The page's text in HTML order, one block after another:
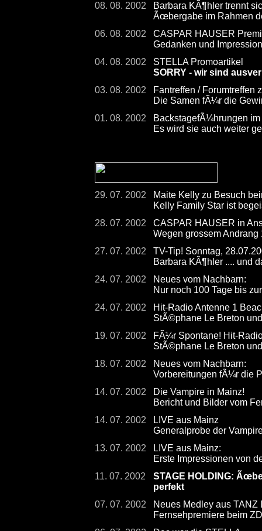
08. 08. 2002
Barbara KÃ¶hler trennt
Ãœbergabe im Rahmen
06. 08. 2002
CASPAR HAUSER
Gedanken und
04. 08. 2002
STELLA Promoartikel
SORRY - wir sind
03. 08. 2002
Fantreffen / Forumtreffen
Die Samen fÃ¼r die
01. 08. 2002
BackstagefÃ¼hrungen
Es wird sie auch weiter
29. 07. 2002
Maite Kelly zu Besuch
Kelly Family Star ist
28. 07. 2002
CASPAR HAUSER in
Wegen grossem
27. 07. 2002
TV-Tip! Sonntag,
Barbara KÃ¶hler .... und
24. 07. 2002
Neues vom Nachbarn:
Nur noch 100 Tage bis
24. 07. 2002
Hit-Radio Antenne 1
StÃ©phane Le Breton
19. 07. 2002
FÃ¼r Spontane! Hit-
StÃ©phane Le Breton
18. 07. 2002
Neues vom Nachbarn:
Vorbereitungen fÃ¼r die
14. 07. 2002
Die Vampire in Mainz!
Bericht und Bilder vom
14. 07. 2002
LIVE aus Mainz
Generalprobe der
13. 07. 2002
LIVE aus Mainz:
Erste Impressionen von
11. 07. 2002
STAGE HOLDING:
perfekt
07. 07. 2002
Neues Medley aus TANZ
Fernsehpremiere beim